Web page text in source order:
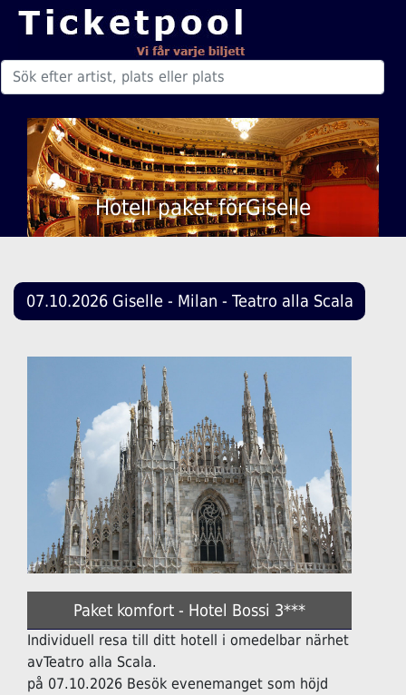
Hotell paket förGiselle
07.10.2026 Giselle - Milan - Teatro alla Scala
Paket komfort - Hotel Bossi 3***
Individuell resa till ditt hotell i omedelbar närhet
avTeatro alla Scala.
på 07.10.2026 Besök evenemanget som höjd